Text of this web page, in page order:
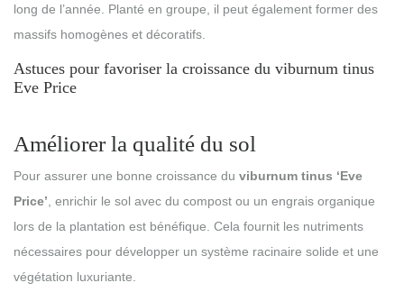
long de l’année. Planté en groupe, il peut également former des
massifs homogènes et décoratifs.
Astuces pour favoriser la croissance du viburnum tinus
Eve Price
Améliorer la qualité du sol
Pour assurer une bonne croissance du viburnum tinus ‘Eve
Price’ , enrichir le sol avec du compost ou un engrais organique
lors de la plantation est bénéfique. Cela fournit les nutriments
nécessaires pour développer un système racinaire solide et une
végétation luxuriante.